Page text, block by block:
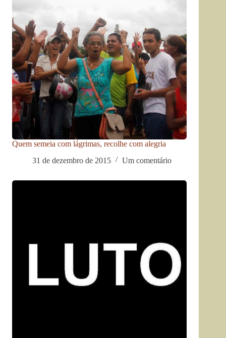
Quem semeia com lágrimas, recolhe com alegria
31 de dezembro de 2015
Um comentário